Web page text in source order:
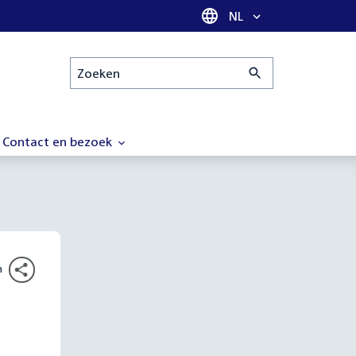
Taal selectie
NL
Zoeken
Contact en bezoek